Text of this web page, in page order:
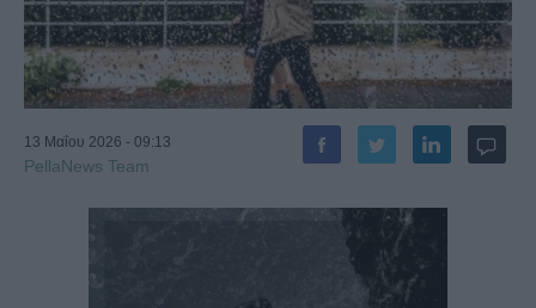
13 Μαΐου 2026 - 09:13
PellaNews Team